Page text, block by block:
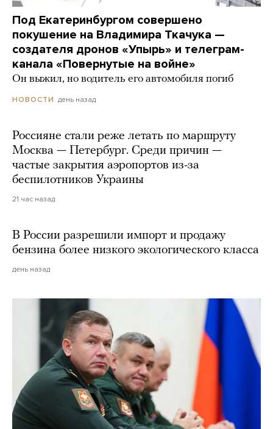
Под Екатеринбургом совершено
покушение на Владимира Ткачука —
создателя дронов «Упырь» и телеграм-
канала «Повернутые на войне»
Он выжил, но водитель его автомобиля погиб
НОВОСТИ день назад
Россияне стали реже летать по маршруту
Москва — Петербург. Среди причин —
частые закрытия аэропортов из-за
беспилотников Украины
21 час назад
В России разрешили импорт и продажу
бензина более низкого экологического класса
день назад